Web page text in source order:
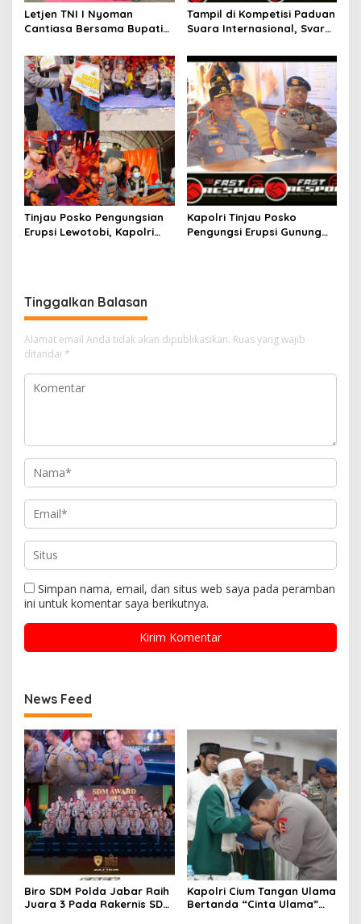
Letjen TNI I Nyoman
Cantiasa Bersama Bupati
Umlati Resmikan Pura
Catur Bhuana
Tampil di Kompetisi Paduan
Suara Internasional, Svara
besar dan Raih _Impresive
Stage Performance.
Tinjau Posko Pengungsian
Erupsi Lewotobi, Kapolri
Kapolri Tinjau Posko
Pengungsi Erupsi Gunung
Tinggalkan Balasan
Alamat email Anda tidak akan dipublikasikan. Ruas yang wajib
ditandai *
Simpan nama, email, dan situs web saya pada peramban
ini untuk komentar saya berikutnya.
News Feed
Biro SDM Polda Jabar Raih
Juara 3 Pada Rakernis SDM
Kapolri Cium Tangan Ulama
Bertanda “Cinta Ulama”